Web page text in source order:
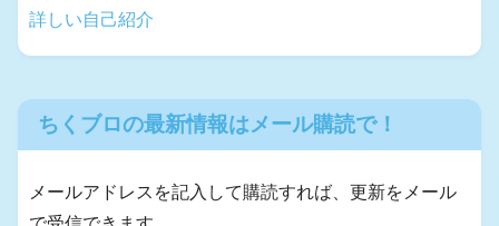
詳しい自己紹介
ちくブロの最新情報はメール購読で！
メールアドレスを記入して購読すれば、更新をメール